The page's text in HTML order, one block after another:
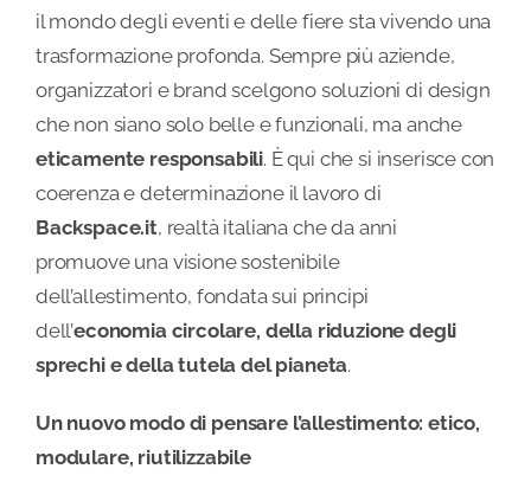
il mondo degli eventi e delle fiere sta vivendo una
trasformazione profonda. Sempre più aziende,
organizzatori e brand scelgono soluzioni di design
che non siano solo belle e funzionali, ma anche
eticamente responsabili. È qui che si inserisce con
coerenza e determinazione il lavoro di
Backspace.it, realtà italiana che da anni
promuove una visione sostenibile
dell’allestimento, fondata sui principi
dell’economia circolare, della riduzione degli
sprechi e della tutela del pianeta.
Un nuovo modo di pensare l’allestimento: etico,
modulare, riutilizzabile